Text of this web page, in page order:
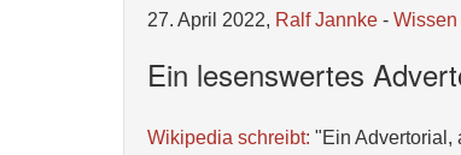
27. April 2022, Ralf Jannke - Wissen
Ein lesenswertes
Wikipedia schreibt: "Ein Advertorial,